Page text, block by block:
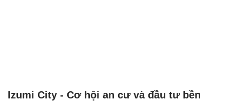
Izumi City - Cơ hội an cư và đầu tư bền